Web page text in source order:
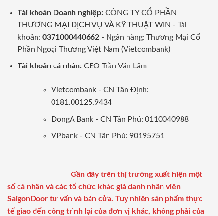
Tài khoản Doanh nghiệp:CÔNG TY CỔ PHẦN
THƯƠNG MẠI DỊCH VỤ VÀ KỸ THUẬT WIN - Tài
khoản: 0371000440662- Ngân hàng: Thương Mại Cổ
Phần Ngoại Thương Việt Nam (Vietcombank)
Tài khoản cá nhân: CEO Trần Văn Lãm
Vietcombank - CN Tân Định:
0181.00125.9434
DongA Bank - CN Tân Phú: 0110040988
VPbank - CN Tân Phú: 90195751
Gần đây trên thị trường xuất hiện một
số cá nhân và các tổ chức khác giả danh nhân viên
SaigonDoor tư vấn và bán cửa. Tuy nhiên sản phẩm thực
tế giao đến công trình lại của đơn vị khác, không phải của